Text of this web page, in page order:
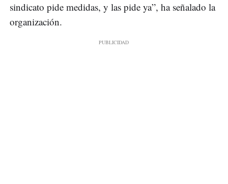
sindicato pide medidas, y las pide ya”, ha señalado la
organización.